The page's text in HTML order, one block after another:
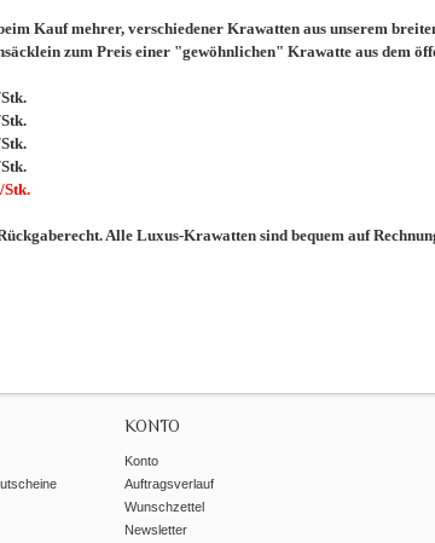
Kauf mehrer, verschiedener Krawatten aus unserem
zum Preis einer "gewöhnlichen" Krawatte aus dem
Stk.
Alle Luxus-Krawatten sind bequem auf
KONTO
Konto
Auftragsverlauf
Wunschzettel
Newsletter